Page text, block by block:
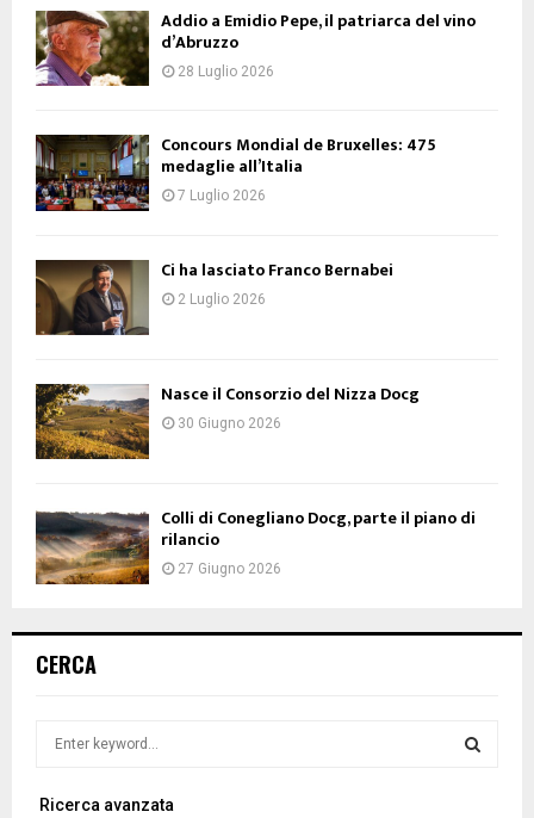
Addio a Emidio Pepe, il patriarca del vino
d’Abruzzo
28 Luglio 2026
Concours Mondial de Bruxelles: 475
medaglie all’Italia
7 Luglio 2026
Ci ha lasciato Franco Bernabei
2 Luglio 2026
Nasce il Consorzio del Nizza Docg
30 Giugno 2026
Colli di Conegliano Docg, parte il piano di
rilancio
27 Giugno 2026
CERCA
rRicerca avanzata